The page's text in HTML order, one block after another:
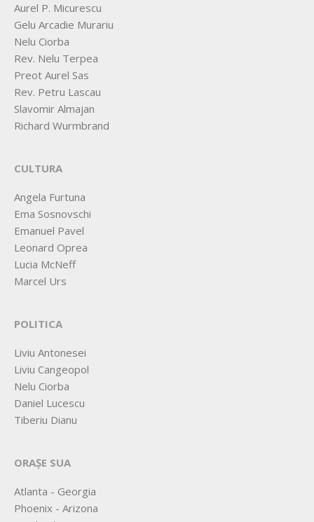
Aurel P. Micurescu
Gelu Arcadie Murariu
Nelu Ciorba
Rev. Nelu Terpea
Preot Aurel Sas
Rev. Petru Lascau
Slavomir Almajan
Richard Wurmbrand
CULTURA
Angela Furtuna
Ema Sosnovschi
Emanuel Pavel
Leonard Oprea
Lucia McNeff
Marcel Urs
POLITICA
Liviu Antonesei
Liviu Cangeopol
Nelu Ciorba
Daniel Lucescu
Tiberiu Dianu
ORAȘE SUA
Atlanta - Georgia
Phoenix - Arizona